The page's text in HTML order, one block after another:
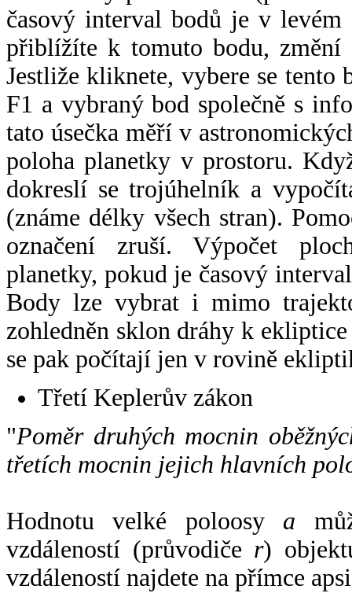
časový interval bodů je v
přiblížíte k tomuto bodu,
Jestliže kliknete, vybere se tento
F1 a vybraný bod společně s
tato úsečka měří v
poloha planetky v prostoru.
dokreslí se trojúhelník a
(známe délky všech stran).
označení zruší. Výpočet
planetky, pokud je časový
Body lze vybrat i mimo
zohledněn sklon dráhy k
se pak počítají jen v rovině
Třetí Keplerův zákon
"Poměr druhých mocnin
třetích mocnin jejich hlavních
Hodnotu velké poloosy a
vzdáleností (průvodiče r)
vzdáleností najdete na přímce